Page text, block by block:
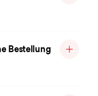
Bestellung